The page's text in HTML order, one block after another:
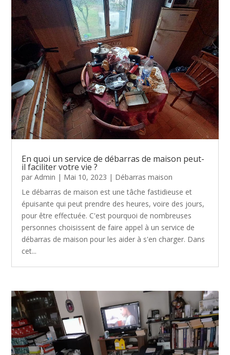
En quoi un service de débarras de maison peut-
il faciliter votre vie ?
parAdmin | Mai 10, 2023 | Débarras maison
Le débarras de maison est une tâche fastidieuse et
épuisante qui peut prendre des heures, voire des jours,
pour être effectuée. C'est pourquoi de nombreuses
personnes choisissent de faire appel à un service de
débarras de maison pour les aider à s'en charger. Dans
cet...